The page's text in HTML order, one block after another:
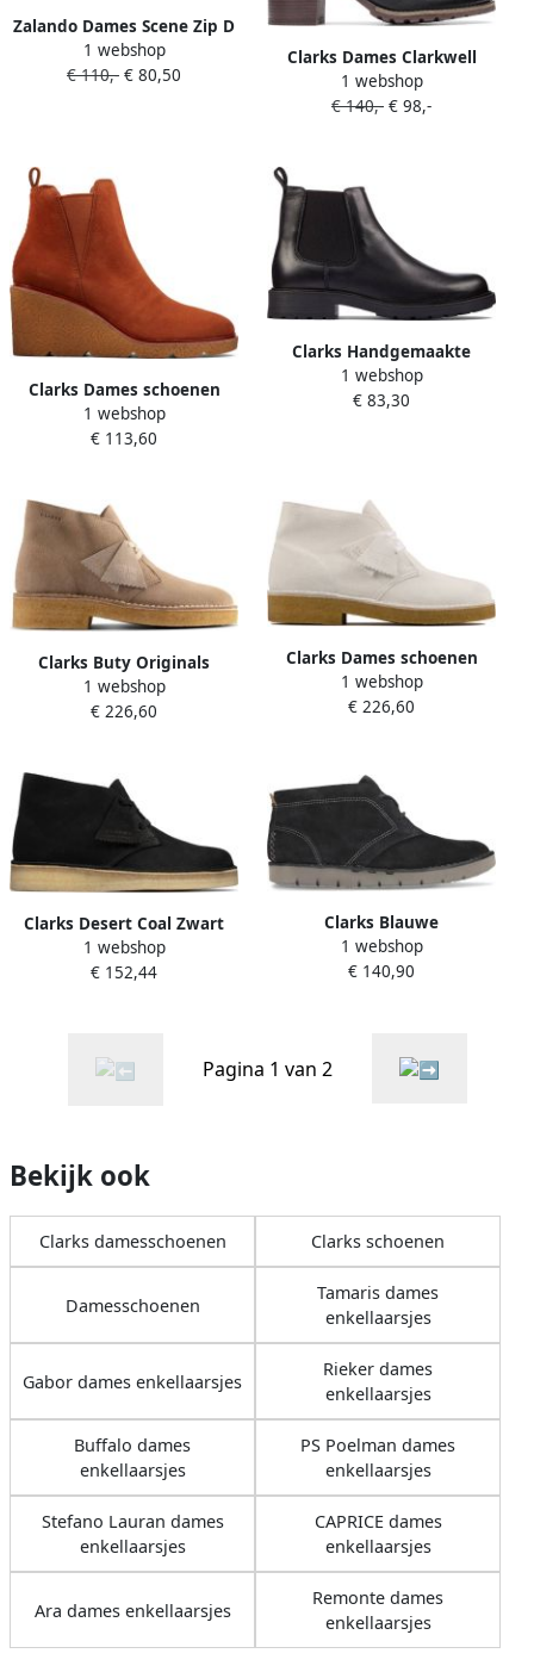
Zalando Dames Scene Zip D
4 dark tan lea
1 webshop
€ 110,- € 80,50
Clarks Dames Clarkwell
Lace D 2 black wlined lea
1 webshop
€ 140,- € 98,-
Clarks Dames schoenen
Clarkford Top D Bruin
1 webshop
€ 113,60
Clarks Handgemaakte
Chelsea Boots Orinoco2
Lane Black Dames
1 webshop
€ 83,30
Clarks Buty Originals
Desert Boot221 26155857
Beige Dames
1 webshop
€ 226,60
Clarks Dames schoenen
Desert Boot221 D white
suede
1 webshop
€ 226,60
Clarks Desert Coal Zwart
Dames Veterboots Zwart
Kleur Zwart
1 webshop
€ 152,44
Clarks Blauwe
Veterschoenen voor Dames
1 webshop
€ 140,90
Pagina 1 van 2
Bekijk ook
Clarks damesschoenen Clarks schoenen
Damesschoenen
Tamaris dames
enkellaarsjes
Gabor dames enkellaarsjes
Rieker dames
enkellaarsjes
Buffalo dames
enkellaarsjes
PS Poelman dames
enkellaarsjes
Stefano Lauran dames
enkellaarsjes
CAPRICE dames
enkellaarsjes
Ara dames enkellaarsjes
Remonte dames
enkellaarsjes